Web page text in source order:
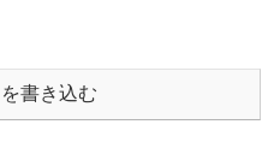
書き込む